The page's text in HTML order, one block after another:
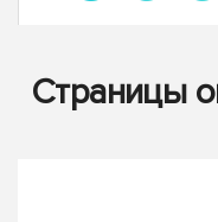
Страницы